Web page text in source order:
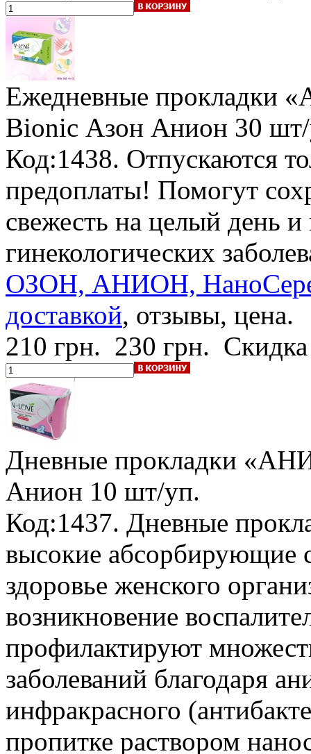
Ежедневные
Bionic Азон Анион 30
Код:1438. Отпускаются
предоплаты! Помогут
свежесть на целый день и
гинекологических
ОЗОН, АНИОН,
доставкой, отзывы, цена.
210 грн. 230 грн.
Дневные прокладки
Анион 10 шт/уп.
Код:1437. Дневные
высокие абсорбирующие
здоровье женского
возникновение
профилактируют
заболеваний благодаря
инфракрасного
пропитке раствором